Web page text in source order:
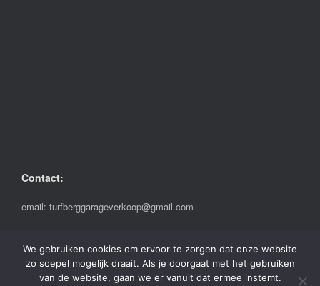
Contact:
email: turfberggarageverkoop@gmail.com
Turfberg Garage Verkoop, © 2026 powered by Ordior . Privacybeleid
We gebruiken cookies om ervoor te zorgen dat onze website
zo soepel mogelijk draait. Als je doorgaat met het gebruiken
van de website, gaan we er vanuit dat ermee instemt.